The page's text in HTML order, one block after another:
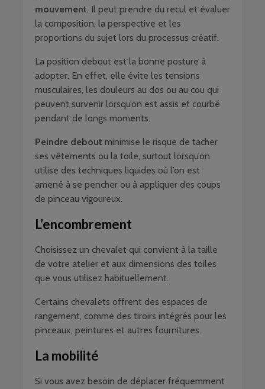
mouvement. Il peut prendre du recul et évaluer
la composition, la perspective et les
proportions du sujet lors du processus créatif.
La position debout est la bonne posture à
adopter. En effet, elle évite les tensions
musculaires, les douleurs au dos ou au cou qui
peuvent survenir lorsqu’on est assis et courbé
pendant de longs moments.
Peindre debout minimise le risque de tacher
ses vêtements ou la toile, surtout lorsqu’on
utilise des techniques liquides où l’on est
amené à se pencher ou à appliquer des coups
de pinceau vigoureux.
L’encombrement
Choisissez un chevalet qui convient à la taille
de votre atelier et aux dimensions des toiles
que vous utilisez habituellement.
Certains chevalets offrent des espaces de
rangement, comme des tiroirs intégrés pour les
pinceaux, peintures et autres fournitures.
La mobilité
Si vous avez besoin de déplacer fréquemment